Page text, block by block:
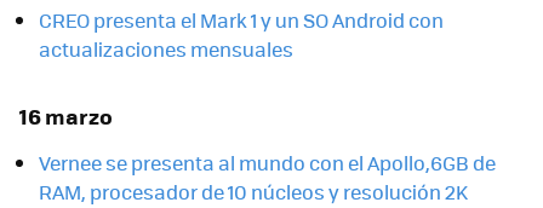
CREO presenta el Mark 1 y un SO Android con
actualizaciones mensuales
16 marzo
Vernee se presenta al mundo con el Apollo,6GB de
RAM, procesador de 10 núcleos y resolución 2K